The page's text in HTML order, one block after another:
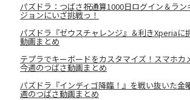
パズドラ：つばさ祝通算1000日ログイン＆ラン
ジョンにいざ挑戦っ！
パズドラ『ゼウスチャレンジ』＆利きXperiaに
動画まとめ
テプラでキーボードをカスタマイズ！スマホカ
今週のつばさ動画まとめ
パズドラ『インディゴ降臨！』を戦い抜いた金
週のつばさ動画まとめ